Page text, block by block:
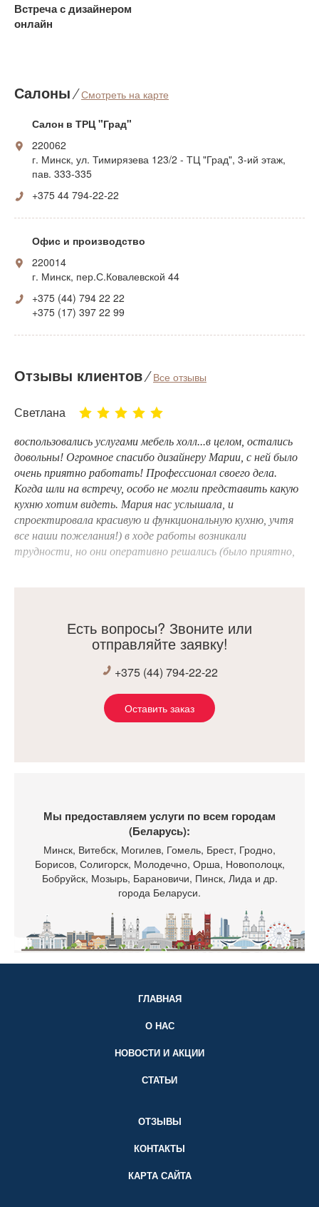
Встреча с дизайнером
онлайн
Салоны⁄Смотреть на карте
Салон в ТРЦ "Град"
220062
г. Минск, ул. Тимирязева 123/2 - ТЦ "Град", 3-ий этаж,
пав. 333-335
+375 44 794-22-22
Офис и производство
220014
г. Минск, пер.С.Ковалевской 44
+375 (44) 794 22 22
+375 (17) 397 22 99
Отзывы клиентов⁄Все отзывы
Светлана
воспользовались услугами мебель холл...в целом, остались
довольны! Огромное спасибо дизайнеру Марии, с ней было
очень приятно работать! Профессионал своего дела.
Когда шли на встречу, особо не могли представить какую
кухню хотим видеть. Мария нас услышала, и
спроектировала красивую и функциональную кухню, учтя
все наши пожелания!) в ходе работы возникали
трудности, но они оперативно решались (было приятно,
мебель холл, и заказали ещё гардеробную и прихожую!
Есть вопросы? Звоните или
отправляйте заявку!
+375 (44) 794-22-22
Оставить заказ
Мы предоставляем услуги по всем городам
(Беларусь):
Минск, Витебск, Могилев, Гомель, Брест, Гродно,
Борисов, Солигорск, Молодечно, Орша, Новополоцк,
Бобруйск, Мозырь, Барановичи, Пинск, Лида и др.
города Беларуси.
ГЛАВНАЯ
О НАС
НОВОСТИ И АКЦИИ
СТАТЬИ
ОТЗЫВЫ
КОНТАКТЫ
КАРТА САЙТА